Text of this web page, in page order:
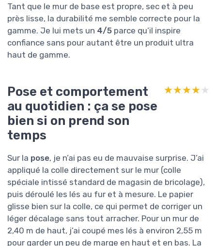
Tant que le mur de base est propre, sec et à peu
près lisse, la durabilité me semble correcte pour la
gamme. Je lui mets un 4/5 parce qu’il inspire
confiance sans pour autant être un produit ultra
haut de gamme.
Pose et comportement
au quotidien : ça se pose
bien si on prend son
temps
★★★★★
★★★★★
Sur la pose, je n’ai pas eu de mauvaise surprise. J’ai
appliqué la colle directement sur le mur (colle
spéciale intissé standard de magasin de bricolage),
puis déroulé les lés au fur et à mesure. Le papier
glisse bien sur la colle, ce qui permet de corriger un
léger décalage sans tout arracher. Pour un mur de
2,40 m de haut, j’ai coupé mes lés à environ 2,55 m
pour garder un peu de marge en haut et en bas. La